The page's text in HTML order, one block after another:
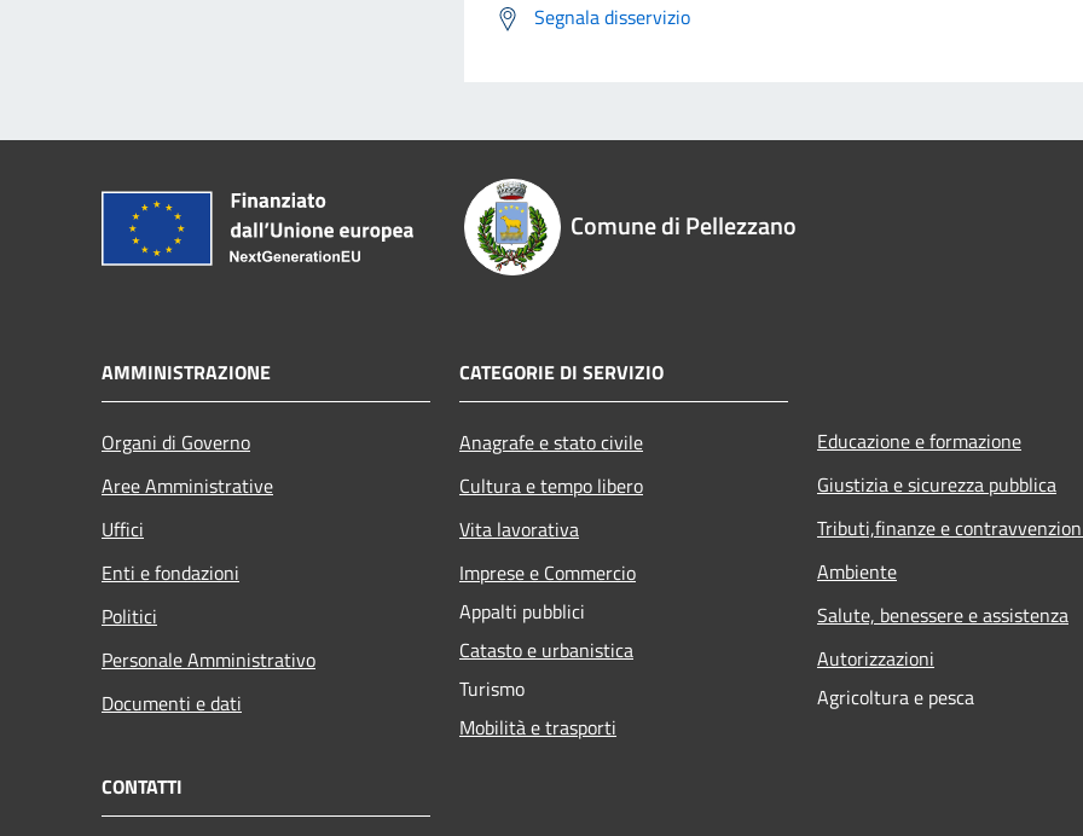
Segnala disservizio
Comune di Pellezzano
AMMINISTRAZIONE
Organi di Governo
Aree Amministrative
Uffici
Enti e fondazioni
Politici
Personale Amministrativo
Documenti e dati
CATEGORIE DI SERVIZIO
Anagrafe e stato civile
Cultura e tempo libero
Vita lavorativa
Imprese e Commercio
Appalti pubblici
Catasto e urbanistica
Turismo
Mobilità e trasporti
Educazione e formazione
Giustizia e sicurezza pubblica
Tributi,finanze e
Ambiente
Salute, benessere e assistenza
Autorizzazioni
Agricoltura e pesca
CONTATTI